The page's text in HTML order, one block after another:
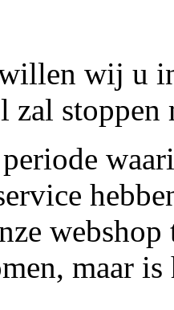
wij u
zal stoppen
maar